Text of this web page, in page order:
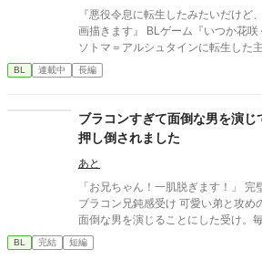
『悪役令息に転生したみたいだけど
画描きます』 BLゲーム『いつか花
ソトマ＝アルシュタインに転生した
打った拍子に、彼は思い出した。自
うことを。イソトマの推しカプは『
た。婚約破棄の断罪イベントですら
そんな彼の推し活ライフは、まさに
愛でるため、イソトマは円満な婚約
しがれながらも、オタク仲間のアル
満喫中。推しキャラである護衛騎士
良くなれて、楽しくなってきた。な
の様子が、おかしくて……。どうし
オタク令息が推しを愛でながら漫
ちゃう、推し活ラブコメBL。 ※表紙
BL 連載中 長編
ブラコンすぎて面倒な男を演じ
押し倒されました
あと
「お兄ちゃん！一肌脱ぎます！」 完璧公爵跡取り息子許嫁攻め×
ブラコン兄鈍感受け 可愛い弟と攻めの幸せのために、平凡なのに
面倒な男を演じることにした受け。
繰り広げ、上手くいきそうになった
攻め:ヴィクター・ローレンツ 受け:
BL 完結 短編